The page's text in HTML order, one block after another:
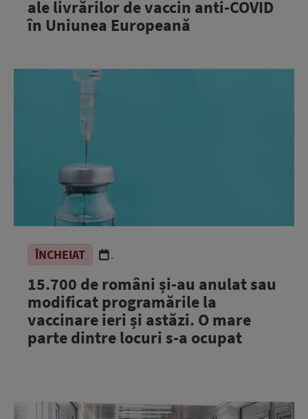
ale livrărilor de vaccin anti-COVID
în Uniunea Europeană
ÎNCHEIAT .
15.700 de români și-au anulat sau
modificat programările la
vaccinare ieri și astăzi. O mare
parte dintre locuri s-a ocupat